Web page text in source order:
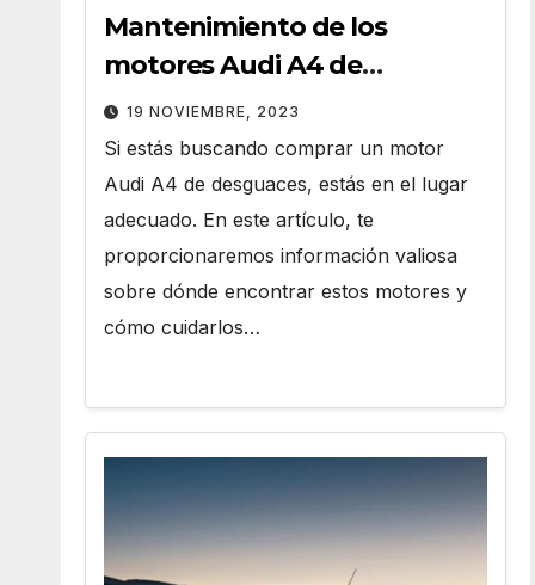
Mantenimiento de los
motores Audi A4 de
Desguaces
19 NOVIEMBRE, 2023
Si estás buscando comprar un motor
Audi A4 de desguaces, estás en el lugar
adecuado. En este artículo, te
proporcionaremos información valiosa
sobre dónde encontrar estos motores y
cómo cuidarlos…